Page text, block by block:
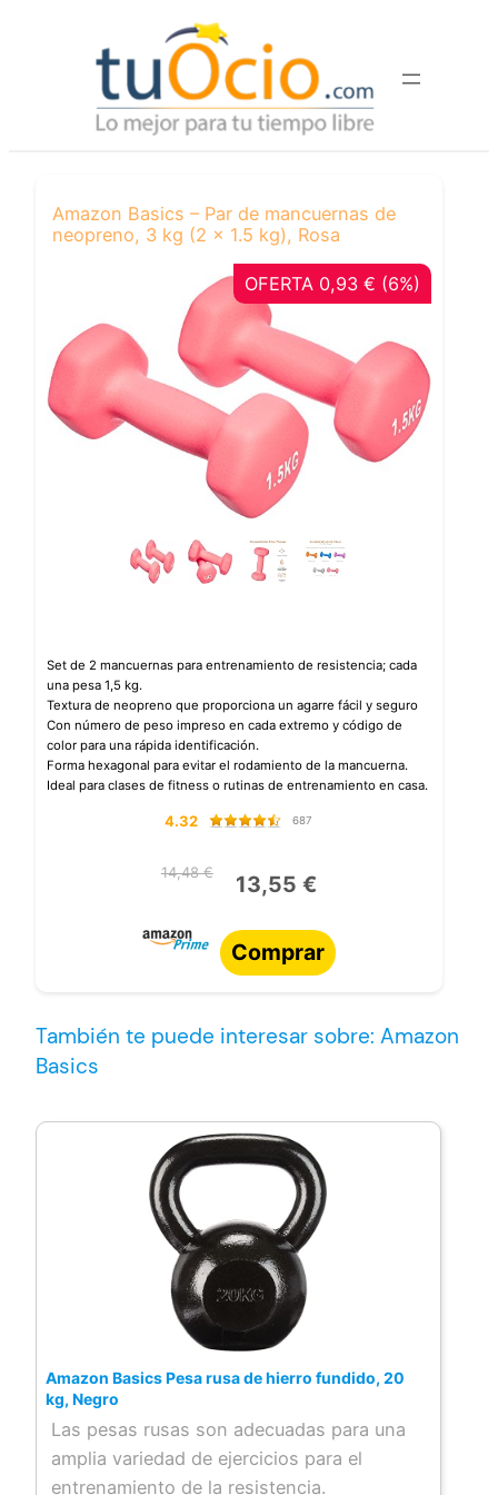
Amazon Basics – Par de mancuernas de
neopreno, 3 kg (2 x 1.5 kg), Rosa
OFERTA 0,93 € (6%)
Set de 2 mancuernas para entrenamiento de resistencia; cada
una pesa 1,5 kg.
Textura de neopreno que proporciona un agarre fácil y seguro
Con número de peso impreso en cada extremo y código de
color para una rápida identificación.
Forma hexagonal para evitar el rodamiento de la mancuerna.
Ideal para clases de fitness o rutinas de entrenamiento en casa.
4.32 687
14,48 € 13,55 €
Comprar
También te puede interesar sobre: Amazon
Basics
Amazon Basics Pesa rusa de hierro fundido, 20
kg, Negro
Las pesas rusas son adecuadas para una
amplia variedad de ejercicios para el
entrenamiento de la resistencia.